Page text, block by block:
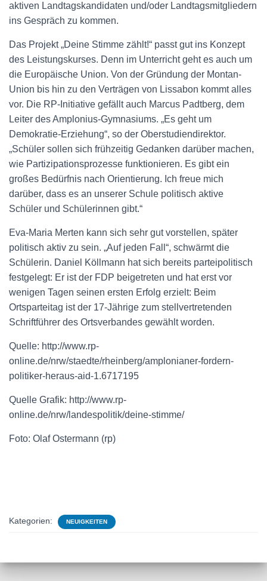
aktiven Landtagskandidaten und/oder Landtagsmitgliedern
ins Gespräch zu kommen.
Das Projekt „Deine Stimme zählt!“ passt gut ins Konzept
des Leistungskurses. Denn im Unterricht geht es auch um
die Europäische Union. Von der Gründung der Montan-
Union bis hin zu den Verträgen von Lissabon kommt alles
vor. Die RP-Initiative gefällt auch Marcus Padtberg, dem
Leiter des Amplonius-Gymnasiums. „Es geht um
Demokratie-Erziehung“, so der Oberstudiendirektor.
„Schüler sollen sich frühzeitig Gedanken darüber machen,
wie Partizipationsprozesse funktionieren. Es gibt ein
großes Bedürfnis nach Orientierung. Ich freue mich
darüber, dass es an unserer Schule politisch aktive
Schüler und Schülerinnen gibt.“
Eva-Maria Merten kann sich sehr gut vorstellen, später
politisch aktiv zu sein. „Auf jeden Fall“, schwärmt die
Schülerin. Daniel Köllmann hat sich bereits parteipolitisch
festgelegt: Er ist der FDP beigetreten und hat erst vor
wenigen Tagen seinen ersten Erfolg erzielt: Beim
Ortsparteitag ist der 17-Jährige zum stellvertretenden
Schriftführer des Ortsverbandes gewählt worden.
Quelle: http://www.rp-
online.de/nrw/staedte/rheinberg/amplonianer-fordern-
politiker-heraus-aid-1.6717195
Quelle Grafik: http://www.rp-
online.de/nrw/landespolitik/deine-stimme/
Foto: Olaf Ostermann (rp)
Kategorien: NEUIGKEITEN